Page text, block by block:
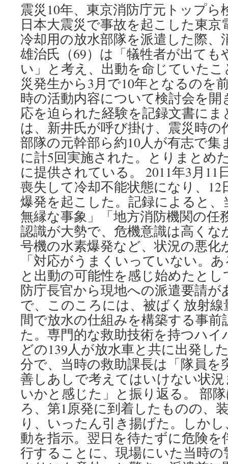
震災10年、東京消防庁元トップら
日本大震災で事故を起こした東京
冷却用の放水部隊を派遣した際、
雄治氏（69）は「犠牲者が出て
い」と考え、出動を命じていた
災発生から3月で10年となるのを
時の活動内容について検討会を開
応を迫られた経験を記録文書にま
は、新井氏が呼び掛け、震災時の
部隊の元幹部ら約10人が有志で集
に計5回実施された。とりまとめ
に提供されている。 2011年3月11
喪失して冷却不能状態になり、12
爆発を起こした。記録によると
無縁な事象」「地方消防機関の任
認識が大勢で、危機意識は高くな
号機の水素爆発など、状況の悪
「対応がうまくいっていない。
と出動の可能性を感じ始めたと
防庁長官から現地への派遣要請が
で、このころには、被ばく放射
間で放水の仕組みを構築する事
た。専門的な救助技術を持つハ
どの139人が放水車と共に出発し
分で、当時の救助課長は「隊員を
善しあしで考えてはいけない状
いかと感じた」と振り返る。 部
ろ、第1原発に到着したものの、
り、いったん引き揚げた。しか
動を指示。翌日を待たずに危険を
行することに、現場にいた当時